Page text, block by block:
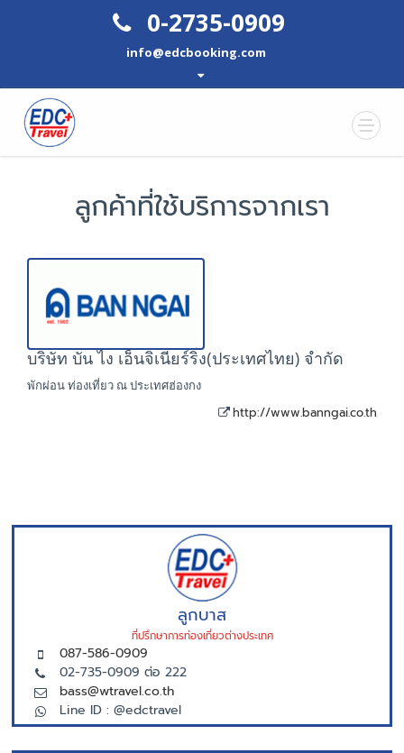
0-2735-0909
info@edcbooking.com
ลูกค้าที่ใช้บริการจากเรา
บริษัท บัน ไง เอ็นจิเนียร์ริ่ง(ประเทศไทย) จำกัด
พักผ่อน ท่องเที่ยว ณ ประเทศฮ่องกง
http://www.banngai.co.th
ลูกบาส
ที่ปรึกษาการท่องเที่ยวต่างประเทศ
087-586-0909
02-735-0909 ต่อ 222
bass@wtravel.co.th
Line ID : @edctravel